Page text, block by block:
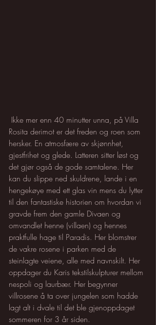
Rosita derimot er det freden og roen som
hersker. En atmosfære av skjønnhet,
gjestfrihet og glede. Latteren sitter løst og
det gjør også de gode samtalene. Her
kan du slippe ned skuldrene, lande i en
hengekøye med ett glas vin mens du lytter
til den fantastiske historien om hvordan vi
gravde frem den gamle Divaen og
omvandlet henne (villaen) og hennes
praktfulle hage til Paradis. Her blomstrer
de vakre rosene i parken med de
steinlagte veiene, alle med navnskilt. Her
oppdager du Karis tekstilskulpturer mellom
nespoli og laurbær. Her begynner
villrosene å ta over jungelen som hadde
lagt alt i dvale til det ble gjenoppdaget
sommeren for 3 år siden.